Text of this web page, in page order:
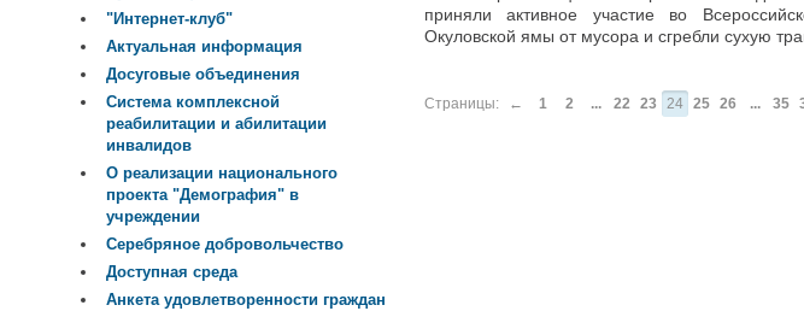
приняли активное участие во
Окуловской ямы от мусора и сгребли сухую
Страницы: ← 1 2 ... 22 23 24 25 26 ... 35
"Интернет-клуб"
Актуальная информация
Досуговые объединения
Система комплексной
реабилитации и абилитации
инвалидов
О реализации национального
проекта "Демография" в
учреждении
Серебряное добровольчество
Доступная среда
Анкета удовлетворенности граждан